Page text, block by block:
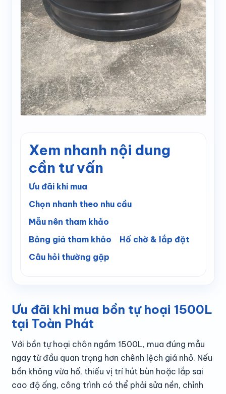
Xem nhanh nội dung
cần tư vấn
Ưu đãi khi mua
Chọn nhanh theo nhu cầu
Mẫu nên tham khảo
Bảng giá tham khảo
Hố chờ & lắp đặt
Câu hỏi thường gặp
Ưu đãi khi mua bồn tự hoại 1500L
tại Toàn Phát
Với bồn tự hoại chôn ngầm 1500L, mua đúng mẫu
ngay từ đầu quan trọng hơn chênh lệch giá nhỏ. Nếu
bồn không vừa hố, thiếu vị trí hút bùn hoặc lắp sai
cao độ ống, công trình có thể phải sửa nền, chỉnh